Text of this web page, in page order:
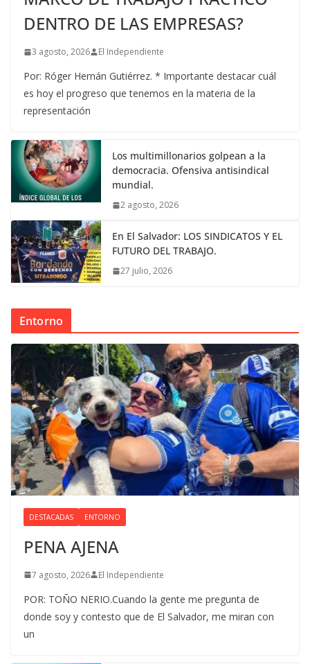
DENTRO DE LAS EMPRESAS?
3 agosto, 2026 El Independiente
Por: Róger Hernán Gutiérrez. * Importante destacar cuál
es hoy el progreso que tenemos en la materia de la
representación
Los multimillonarios golpean a la
democracia. Ofensiva antisindical
mundial.
2 agosto, 2026
En El Salvador: LOS SINDICATOS Y EL
FUTURO DEL TRABAJO.
27 julio, 2026
Entorno
DESTACADAS ENTORNO
PENA AJENA
7 agosto, 2026 El Independiente
POR: TOÑO NERIO.Cuando la gente me pregunta de
donde soy y contesto que de El Salvador, me miran con
un